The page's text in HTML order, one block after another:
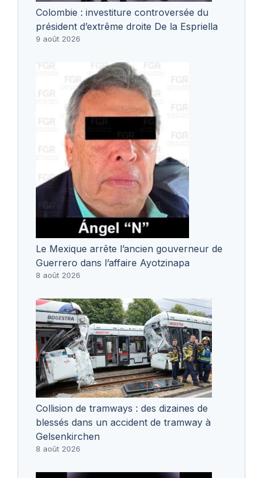
Colombie : investiture controversée du
président d’extrême droite De la Espriella
9 août 2026
Le Mexique arrête l’ancien gouverneur de
Guerrero dans l’affaire Ayotzinapa
8 août 2026
Collision de tramways : des dizaines de
blessés dans un accident de tramway à
Gelsenkirchen
8 août 2026